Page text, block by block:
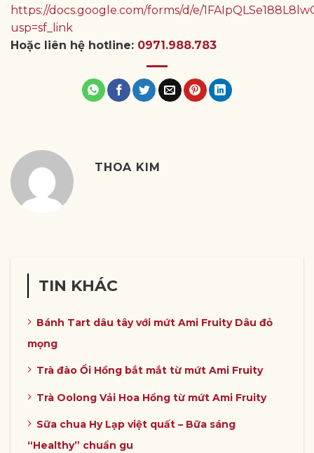
https://docs.google.com/forms/d/e/
usp=sf_link
Hoặc liên hệ hotline: 0971.988.783
THOA KIM
TIN KHÁC
Bánh Tart dâu tây với mứt Ami Fruity Dâu đỏ
mọng
Trà đào Ổi Hồng bắt mắt từ mứt Ami Fruity
Trà Oolong Vải Hoa Hồng từ mứt Ami Fruity
Sữa chua Hy Lạp việt quất – Bữa sáng
“Healthy” chuẩn gu